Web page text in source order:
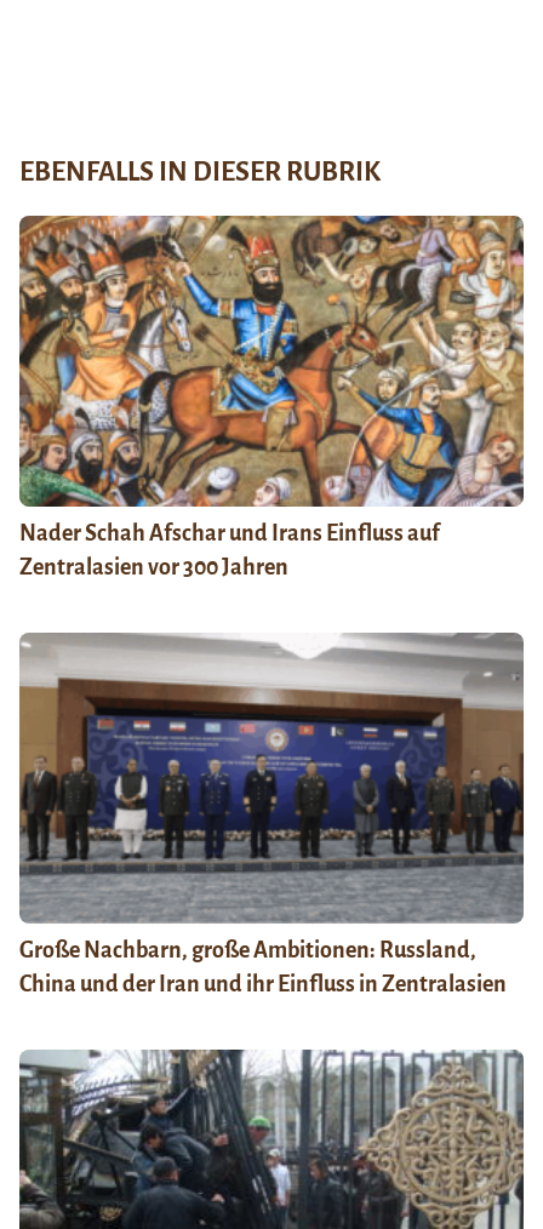
EBENFALLS IN DIESER RUBRIK
Nader Schah Afschar und Irans Einfluss auf
Zentralasien vor 300 Jahren
Große Nachbarn, große Ambitionen: Russland,
China und der Iran und ihr Einfluss in Zentralasien